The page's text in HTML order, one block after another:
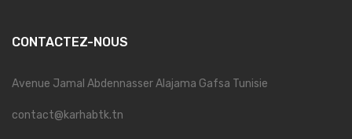
CONTACTEZ-NOUS
Avenue Jamal Abdennasser Alajama Gafsa Tunisie
contact@karhabtk.tn